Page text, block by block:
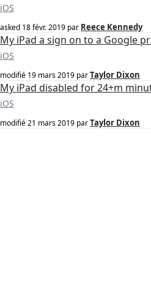
iOS
asked 18 févr. 2019 par Reece Kennedy
My iPad a sign on to a Google
iOS
modifié 19 mars 2019 parTaylor Dixon
My iPad disabled for 24+m
iOS
modifié21 mars 2019 parTaylor Dixon